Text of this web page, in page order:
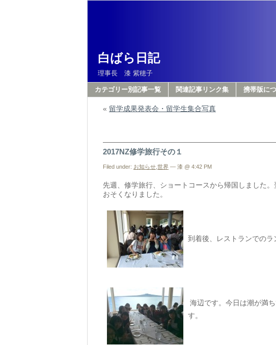
白ばら日記
理事長 漆 紫穂子
カテゴリー別記事一覧 関連記事リンク集 携帯版に
« 留学成果発表会・留学生集合写真
2017NZ修学旅行その１
Filed under: お知らせ 世界 — 漆 @ 4:42 PM
先週、修学旅行、ショートコースから帰国しました
おそくなりました。
到着後、レストランでのラ
海辺です。今日は潮が満
す。